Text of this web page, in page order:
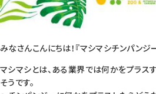
みなさんこんにちは！『マシマシチンパンジー
マシマシとは、ある業界では何かをプラス
そうです。